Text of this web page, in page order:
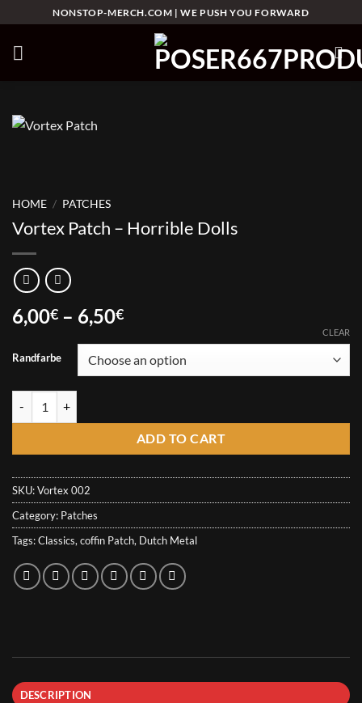
to
content
NONSTOP-MERCH.COM | WE PUSH YOU FORWARD
HOME / PATCHES
Vortex Patch – Horrible Dolls
6,00€ – 6,50€Price
6,00€
through
Randfarbe
CLEAR
ADD TO CART
SKU:Vortex 002
Category: Patches
Tags:Classics,coffin Patch, Dutch Metal
DESCRIPTION